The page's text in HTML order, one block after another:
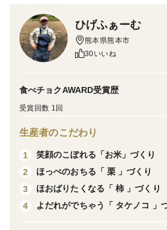
＜栽培のこだわり＞
「ひげふぁーむ」では、ほっぺの
にもっと美味しく召し上がって頂
熊本県は、茨城県に次ぐ全国2番
品種によっては全国一の収穫量を
ひげふぁーむ
熊本県熊本市
30いいね
食べチョクAWARD受賞歴
受賞回数 1回
生産者のこだわり
1
笑顔のこぼれる「お米」づくり
2
ほっぺのおちる「 栗 」づくり
3
ほおばりたくなる「 柿 」づくり
4
よだれがでちゃう「 タケノコ 」